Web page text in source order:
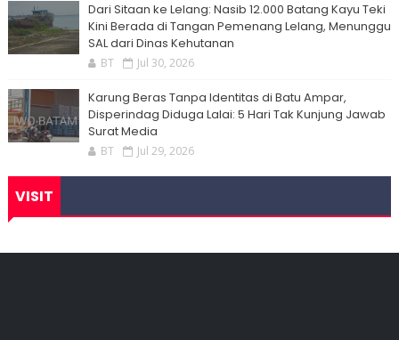
Dari Sitaan ke Lelang: Nasib 12.000 Batang Kayu Teki
Kini Berada di Tangan Pemenang Lelang, Menunggu
SAL dari Dinas Kehutanan
BT Jul 30, 2026
Karung Beras Tanpa Identitas di Batu Ampar,
Disperindag Diduga Lalai: 5 Hari Tak Kunjung Jawab
Surat Media
BT Jul 29, 2026
VISIT